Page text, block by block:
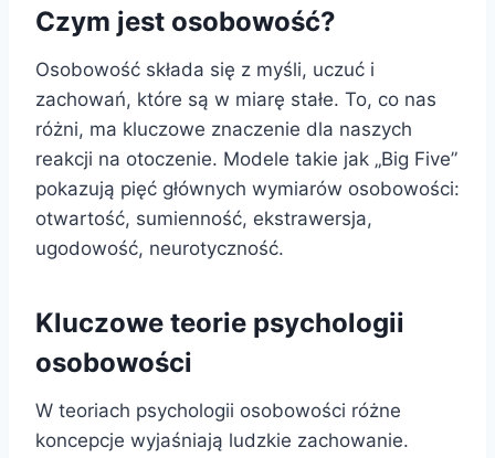
Czym jest osobowość?
Osobowość składa się z myśli, uczuć i
zachowań, które są w miarę stałe. To, co nas
różni, ma kluczowe znaczenie dla naszych
reakcji na otoczenie. Modele takie jak „Big Five”
pokazują pięć głównych wymiarów osobowości:
otwartość, sumienność, ekstrawersja,
ugodowość, neurotyczność.
Kluczowe teorie psychologii
osobowości
W teoriach psychologii osobowości różne
koncepcje wyjaśniają ludzkie zachowanie.